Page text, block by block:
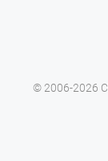
© 2006-2026